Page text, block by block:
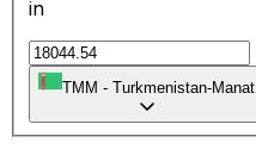
in
TMM - Turkmenistan-Manat